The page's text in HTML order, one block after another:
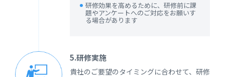
研修効果を高めるために、研修前に課
題やアンケートへのご対応をお願いす
る場合があります
5.研修実施
貴社のご要望のタイミングに合わせて、研修